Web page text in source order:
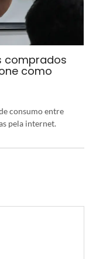
comprados
como
consumo entre
pela internet.